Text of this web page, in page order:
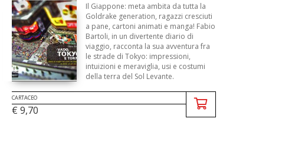
Il Giappone: meta ambita da tutta la
Goldrake generation, ragazzi cresciuti
a pane, cartoni animati e manga! Fabio
Bartoli, in un divertente diario di
viaggio, racconta la sua avventura fra
le strade di Tokyo: impressioni,
intuizioni e meraviglia, usi e costumi
della terra del Sol Levante.
CARTACEO
€ 9,70